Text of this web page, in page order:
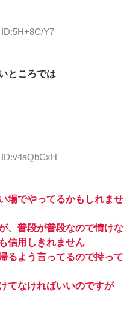
Y7
ところでは
場でやってるかもしれませ
、普段が普段なので情けな
信用しきれません
るよう言ってるので持って
てなければいいのですが